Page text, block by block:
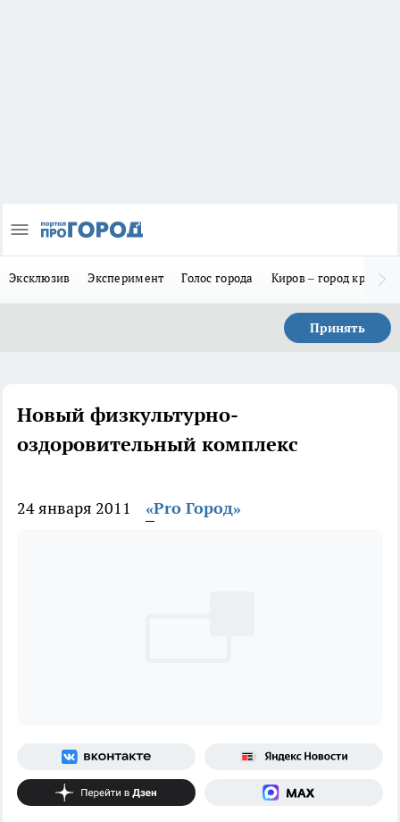
Эксклюзив Эксперимент Голос города Киров – город
Принять
Новый физкультурно-
оздоровительный комплекс
24 января 2011 «Pro Город»